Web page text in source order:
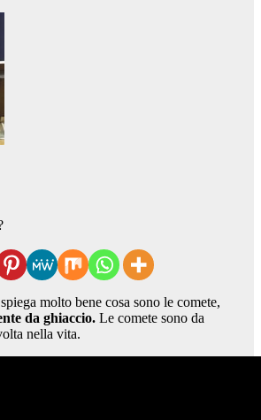
molto bene cosa sono le comete,
da ghiaccio. Le comete sono da
nella vita.